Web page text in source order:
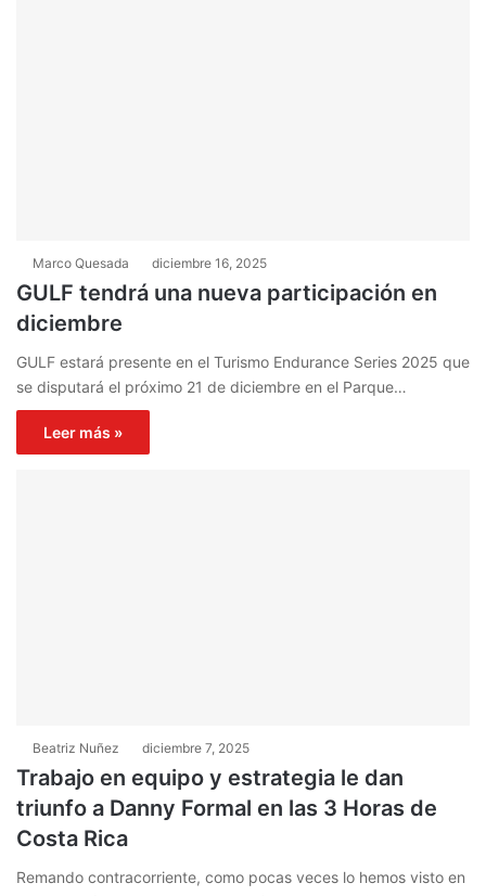
Marco Quesada diciembre 16, 2025
GULF tendrá una nueva participación en
diciembre
GULF estará presente en el Turismo Endurance Series 2025 que
se disputará el próximo 21 de diciembre en el Parque…
Leer más »
Beatriz Nuñez diciembre 7, 2025
Trabajo en equipo y estrategia le dan
triunfo a Danny Formal en las 3 Horas de
Costa Rica
Remando contracorriente, como pocas veces lo hemos visto en